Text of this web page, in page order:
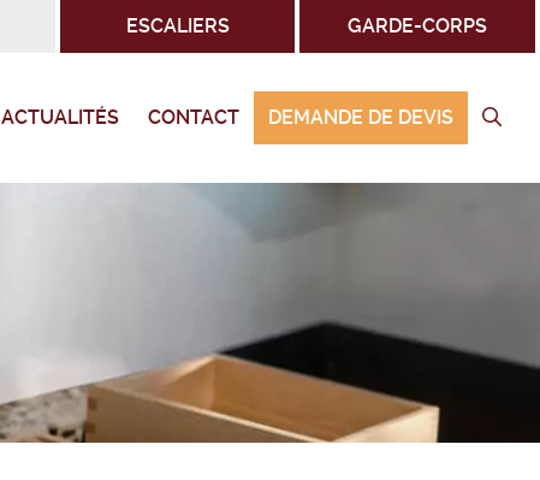
ESCALIERS GARDE-CORPS
ACTUALITÉS CONTACT DEMANDE DE DEVIS